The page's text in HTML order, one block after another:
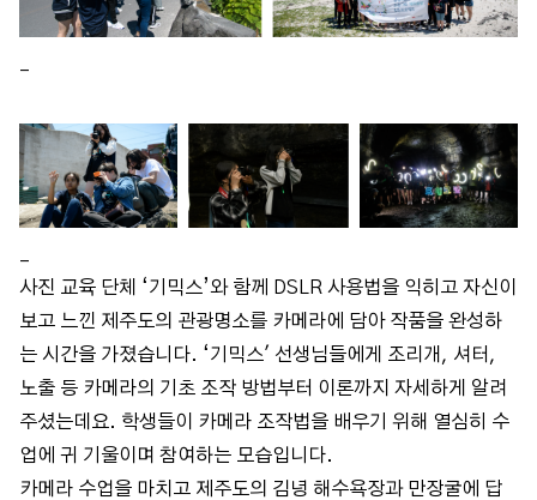
사진 교육 단체 ‘기믹스’와 함께 DSLR 사용법을 익히고 자신이
보고 느낀 제주도의 관광명소를 카메라에 담아 작품을 완성하
는 시간을 가졌습니다. ‘기믹스' 선생님들에게 조리개, 셔터,
노출 등 카메라의 기초 조작 방법부터 이론까지 자세하게 알려
주셨는데요. 학생들이 카메라 조작법을 배우기 위해 열심히 수
업에 귀 기울이며 참여하는 모습입니다.
카메라 수업을 마치고 제주도의 김녕 해수욕장과 만장굴에 답